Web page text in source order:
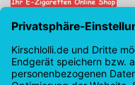
Kirschlolli.de - Ihr
Kirchplatz 7, 96114
0171 - 6124207